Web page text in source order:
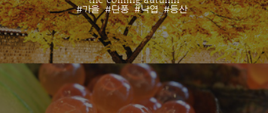
#가을 #단풍 #낙엽 #등산